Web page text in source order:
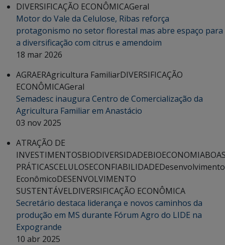
DIVERSIFICAÇÃO ECONÔMICAGeral
Motor do Vale da Celulose, Ribas reforça
protagonismo no setor florestal mas abre espaço para
a diversificação com citrus e amendoim
18 mar 2026
AGRAERAgricultura FamiliarDIVERSIFICAÇÃO
ECONÔMICAGeral
Semadesc inaugura Centro de Comercialização da
Agricultura Familiar em Anastácio
03 nov 2025
ATRAÇÃO DE
INVESTIMENTOSBIODIVERSIDADEBIOECONOMIA
PRÁTICASCELULOSECONFIABILIDADEDesenvolvimento
EconômicoDESENVOLVIMENTO
SUSTENTÁVELDIVERSIFICAÇÃO ECONÔMICA
Secretário destaca liderança e novos caminhos da
produção em MS durante Fórum Agro do LIDE na
Expogrande
10 abr 2025